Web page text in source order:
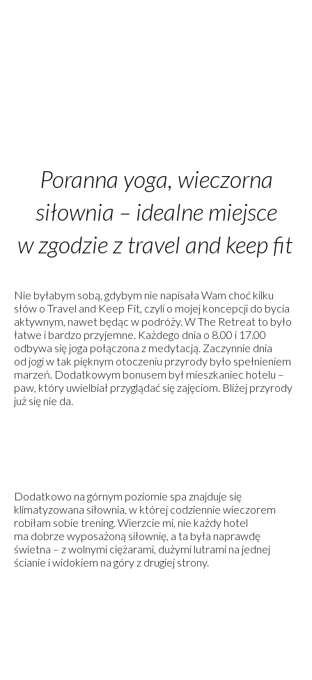
Poranna yoga, wieczorna
siłownia – idealne miejsce
w zgodzie z travel and keep fit
Nie byłabym sobą, gdybym nie napisała Wam choć kilku
słów o Travel and Keep Fit, czyli o mojej koncepcji do bycia
aktywnym, nawet będąc w podróży. W The Retreat to było
łatwe i bardzo przyjemne. Każdego dnia o 8.00 i 17.00
odbywa się joga połączona z medytacją. Zaczynnie dnia
od jogi w tak pięknym otoczeniu przyrody było spełnieniem
marzeń. Dodatkowym bonusem był mieszkaniec hotelu –
paw, który uwielbiał przyglądać się zajęciom. Bliżej przyrody
już się nie da.
Dodatkowo na górnym poziomie spa znajduje się
klimatyzowana siłownia, w której codziennie wieczorem
robiłam sobie trening. Wierzcie mi, nie każdy hotel
ma dobrze wyposażoną siłownię, a ta była naprawdę
świetna – z wolnymi ciężarami, dużymi lutrami na jednej
ścianie i widokiem na góry z drugiej strony.